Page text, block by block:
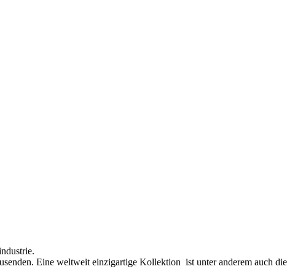
Eine weltweit einzigartige Kollektion ist unter anderem auch die